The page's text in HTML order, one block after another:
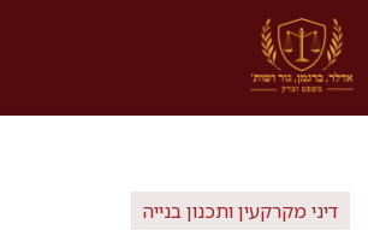
לדלג
לתוכן
דיני מקרקעין ותכנון בנייה